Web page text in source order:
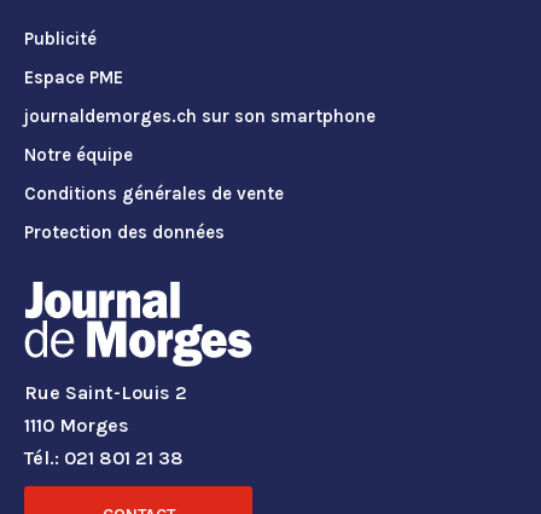
Publicité
Espace PME
journaldemorges.ch sur son smartphone
Notre équipe
Conditions générales de vente
Protection des données
Rue Saint-Louis 2
1110 Morges
Tél.: 021 801 21 38